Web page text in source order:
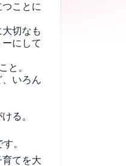
ことに
切なも
にして
と。
いろん
る。
。
てを大